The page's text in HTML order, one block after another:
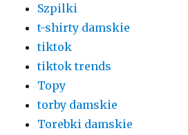
Szpilki
t-shirty damskie
tiktok
tiktok trends
Topy
torby damskie
Torebki damskie